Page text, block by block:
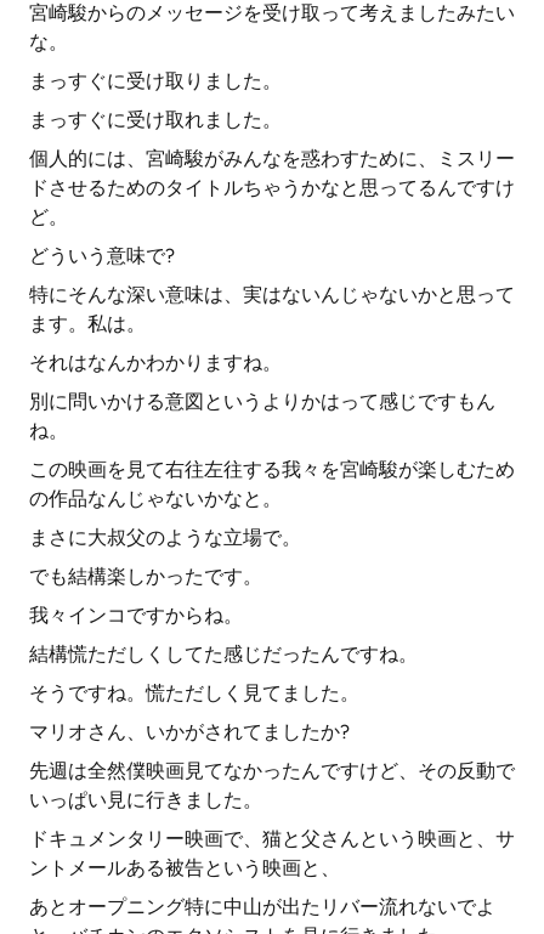
宮崎駿からのメッセージを受け取って考えましたみたい
な。
まっすぐに受け取りました。
まっすぐに受け取れました。
個人的には、宮崎駿がみんなを惑わすために、ミスリー
ドさせるためのタイトルちゃうかなと思ってるんですけ
ど。
どういう意味で?
特にそんな深い意味は、実はないんじゃないかと思って
ます。私は。
それはなんかわかりますね。
別に問いかける意図というよりかはって感じですもん
ね。
この映画を見て右往左往する我々を宮崎駿が楽しむため
の作品なんじゃないかなと。
まさに大叔父のような立場で。
でも結構楽しかったです。
我々インコですからね。
結構慌ただしくしてた感じだったんですね。
そうですね。慌ただしく見てました。
マリオさん、いかがされてましたか?
先週は全然僕映画見てなかったんですけど、その反動で
いっぱい見に行きました。
ドキュメンタリー映画で、猫と父さんという映画と、サ
ントメールある被告という映画と、
あとオープニング特に中山が出たリバー流れないでよ